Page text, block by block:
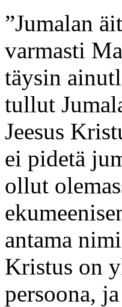
”Jumalan
varmasti
täysin
tullut
Jeesus
ei pidetä
ollut
antama
Kristus on
persoona,